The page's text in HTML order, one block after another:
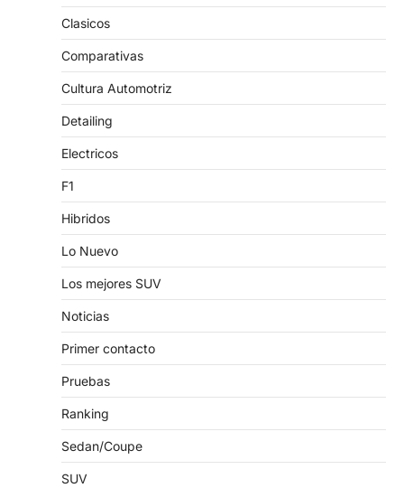
Clasicos
Comparativas
Cultura Automotriz
Detailing
Electricos
F1
Hibridos
Lo Nuevo
Los mejores SUV
Noticias
Primer contacto
Pruebas
Ranking
Sedan/Coupe
SUV